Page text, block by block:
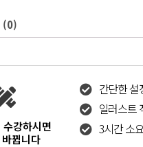
(0)
수강하시면
뀝니다
간단한
일러스트
3시간 소